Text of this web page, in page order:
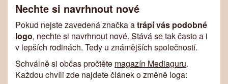
Nechte si navrhnout nové
Pokud nejste zavedená značka atrápí vás podobné
logo, nechte si navrhnout nové. Stává se tak často a i
v lepších rodinách. Tedy u známějších společností.
Schválně si občas pročtěte magazín Mediaguru.
Každou chvíli zde najdete článek o změně loga: